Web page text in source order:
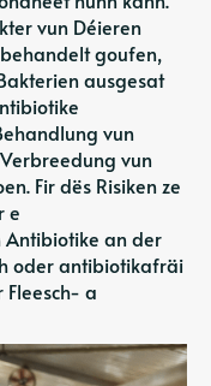
vun Déieren
goufen,
ausgesat
vun
vun
Fir dës Risiken ze
e
Antibiotike an der
oder antibiotikafräi
Fleesch- a